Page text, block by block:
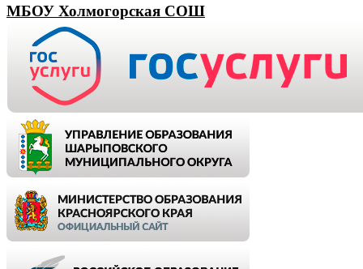
МБОУ Холмогорская СОШ